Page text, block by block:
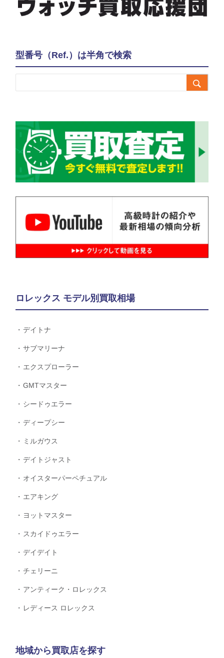
型番号（Ref.）は半角で検索

ロレックス モデル別買取相場
デイトナ
サブマリーナ
エクスプローラー
GMTマスター
シードゥエラー
ディープシー
ミルガウス
デイトジャスト
オイスターパーペチュアル
エアキング
ヨットマスター
スカイドゥエラー
デイデイト
チェリーニ
アンティーク・ロレックス
レディース ロレックス
地域から買取店を探す